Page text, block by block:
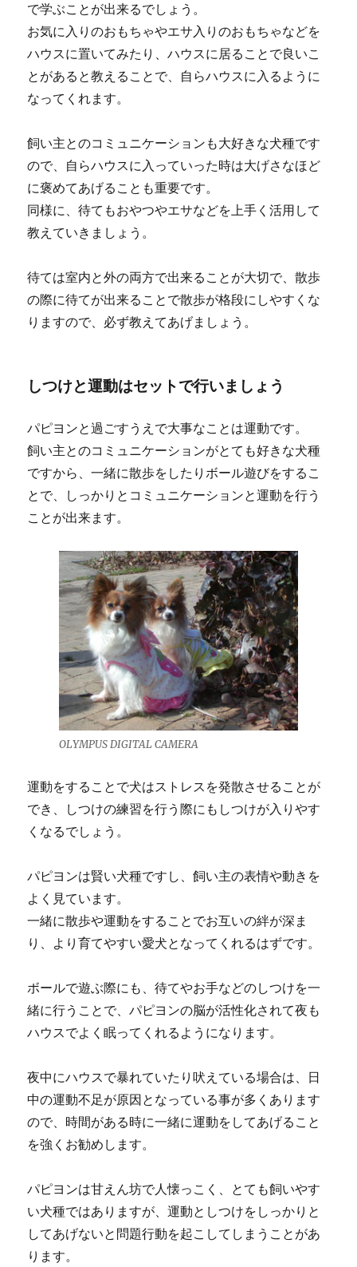
で学ぶことが出来るでしょう。
お気に入りのおもちゃやエサ入りのおもちゃなどを
ハウスに置いてみたり、ハウスに居ることで良いこ
とがあると教えることで、自らハウスに入るように
なってくれます。
飼い主とのコミュニケーションも大好きな犬種です
ので、自らハウスに入っていった時は大げさなほど
に褒めてあげることも重要です。
同様に、待てもおやつやエサなどを上手く活用して
教えていきましょう。
待ては室内と外の両方で出来ることが大切で、散歩
の際に待てが出来ることで散歩が格段にしやすくな
りますので、必ず教えてあげましょう。
しつけと運動はセットで行いましょう
パピヨンと過ごすうえで大事なことは運動です。
飼い主とのコミュニケーションがとても好きな犬種
ですから、一緒に散歩をしたりボール遊びをするこ
とで、しっかりとコミュニケーションと運動を行う
ことが出来ます。
OLYMPUS DIGITAL CAMERA
運動をすることで犬はストレスを発散させることが
でき、しつけの練習を行う際にもしつけが入りやす
くなるでしょう。
パピヨンは賢い犬種ですし、飼い主の表情や動きを
よく見ています。
一緒に散歩や運動をすることでお互いの絆が深ま
り、より育てやすい愛犬となってくれるはずです。
ボールで遊ぶ際にも、待てやお手などのしつけを一
緒に行うことで、パピヨンの脳が活性化されて夜も
ハウスでよく眠ってくれるようになります。
夜中にハウスで暴れていたり吠えている場合は、日
中の運動不足が原因となっている事が多くあります
ので、時間がある時に一緒に運動をしてあげること
を強くお勧めします。
パピヨンは甘えん坊で人懐っこく、とても飼いやす
い犬種ではありますが、運動としつけをしっかりと
してあげないと問題行動を起こしてしまうことがあ
ります。